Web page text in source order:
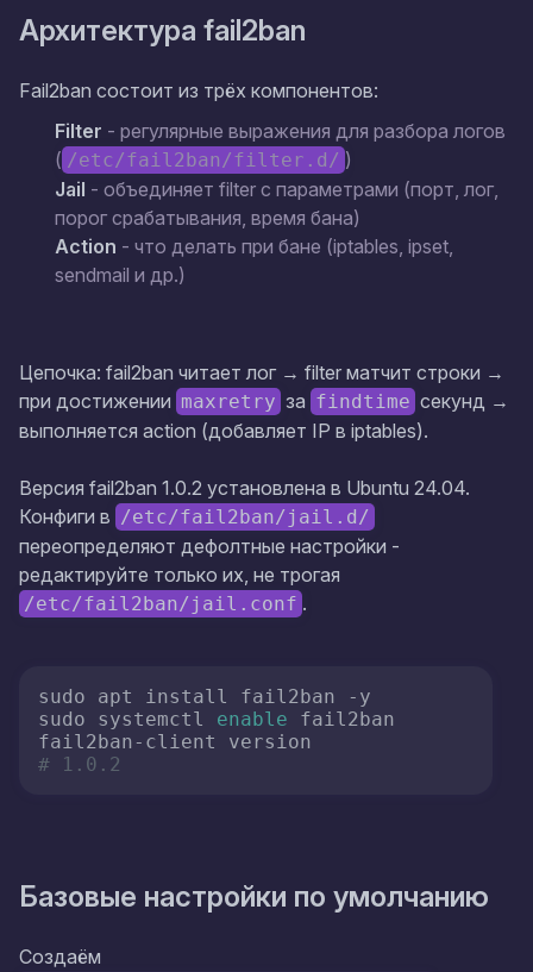
Архитектура fail2ban
Fail2ban состоит из трёх компонентов:
Filter - регулярные выражения для разбора логов
( /etc/fail2ban/filter.d/ )
Jail - объединяет filter с параметрами (порт, лог,
порог срабатывания, время бана)
Action - что делать при бане (iptables, ipset,
sendmail и др.)
Цепочка: fail2ban читает лог → filter матчит строки →
при достижении maxretry за findtime секунд →
выполняется action (добавляет IP в iptables).
Версия fail2ban 1.0.2 установлена в Ubuntu 24.04.
Конфиги в /etc/fail2ban/jail.d/
переопределяют дефолтные настройки -
редактируйте только их, не трогая
/etc/fail2ban/jail.conf .
sudo apt install fail2ban -y
sudo systemctl enable fail2ban
# 1.0.2
Базовые настройки по умолчанию
Создаём